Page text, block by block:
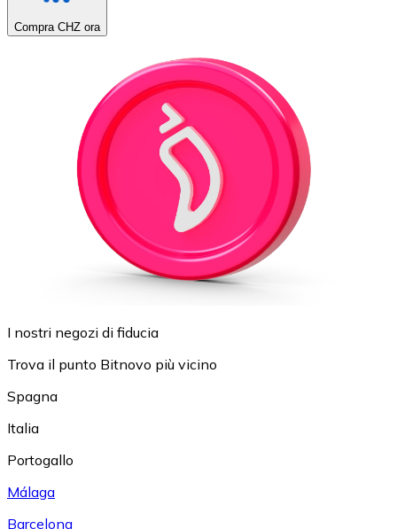
Compra CHZ ora
I nostri negozi di fiducia
Trova il punto Bitnovo più vicino
Spagna
Italia
Portogallo
Málaga
Barcelona